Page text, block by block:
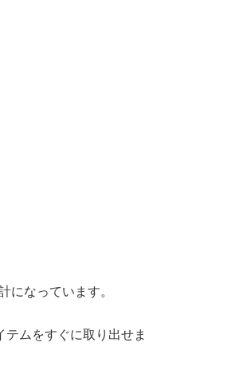
なっています。
ムをすぐに取り出せま